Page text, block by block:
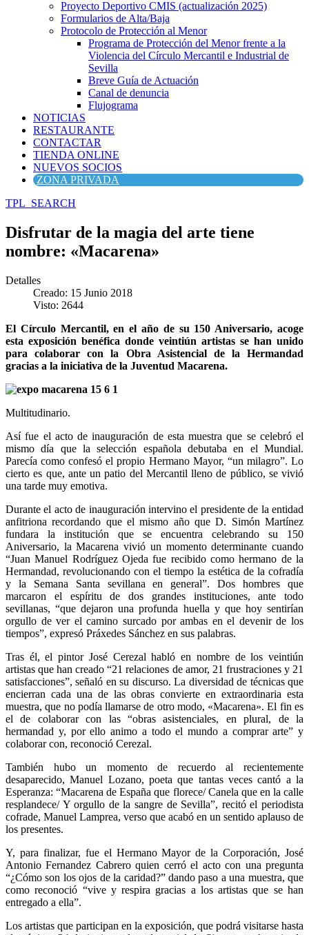
Proyecto Deportivo CMIS (actualización 2025)
Formularios de Alta/Baja
Protocolo de Protección al Menor
Programa de Protección del Menor frente a la
Violencia del Círculo Mercantil e Industrial de
Sevilla
Breve Guía de Actuación
Canal de denuncia
Flujograma
NOTICIAS
RESTAURANTE
CONTACTAR
TIENDA ONLINE
NUEVOS SOCIOS
ZONA PRIVADA
TPL_SEARCH
Disfrutar de la magia del arte tiene
nombre: «Macarena»
Detalles
Creado: 15 Junio 2018
Visto: 2644
El Círculo Mercantil, en el año de su 150 Aniversario, acoge
esta exposición benéfica donde veintiún artistas se han unido
para colaborar con la Obra Asistencial de la Hermandad
gracias a la iniciativa de la Juventud Macarena.
Multitudinario.
Así fue el acto de inauguración de esta muestra que se celebró el
mismo día que la selección española debutaba en el Mundial.
Parecía como confesó el propio Hermano Mayor, “un milagro”. Lo
cierto es que, ante un patio del Mercantil lleno de público, se vivió
una tarde muy emotiva.
Durante el acto de inauguración intervino el presidente de la entidad
anfitriona recordando que el mismo año que D. Simón Martínez
fundara la institución que se encuentra celebrando su 150
Aniversario, la Macarena vivió un momento determinante cuando
“Juan Manuel Rodríguez Ojeda fue recibido como hermano de la
Hermandad, revolucionando con el tiempo la estética de la cofradía
y la Semana Santa sevillana en general”. Dos hombres que
marcaron el espíritu de dos grandes instituciones, ante todo
sevillanas, “que dejaron una profunda huella y que hoy sentirían
orgullo de ver el camino surcado por ambas en el devenir de los
tiempos”, expresó Práxedes Sánchez en sus palabras.
Tras él, el pintor José Cerezal habló en nombre de los veintiún
artistas que han creado “21 relaciones de amor, 21 frustraciones y 21
satisfacciones”, señaló en su discurso. La diversidad de técnicas que
encierran cada una de las obras convierte en extraordinaria esta
muestra, que no podía llamarse de otro modo, «Macarena». El fin es
el de colaborar con las “obras asistenciales, en plural, de la
hermandad y, por ello animo a todo el mundo a comprar arte” y
colaborar con, reconoció Cerezal.
También hubo un momento de recuerdo al recientemente
desaparecido, Manuel Lozano, poeta que tantas veces cantó a la
Esperanza: “Macarena de España que florece/ Canela que en la calle
resplandece/ Y orgullo de la sangre de Sevilla”, recitó el periodista
cofrade, Manuel Lamprea, verso que acabó en un sentido aplauso de
los presentes.
Y, para finalizar, fue el Hermano Mayor de la Corporación, José
Antonio Fernandez Cabrero quien cerró el acto con una pregunta
“¿Cómo son los ojos de la caridad?” dando paso a una muestra, que
como reconoció “vive y respira gracias a los artistas que se han
entregado a ella”.
Los artistas que participan en la exposición, que podrá visitarse hasta